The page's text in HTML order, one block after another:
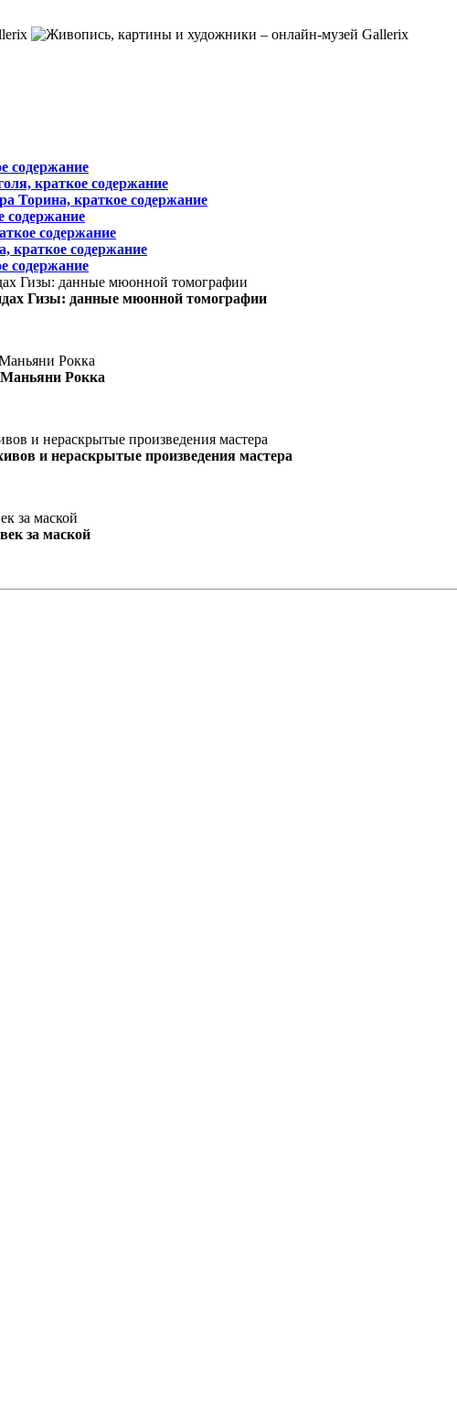
содержание
краткое содержание
Торина, краткое содержание
содержание
содержание
краткое содержание
содержание
Гизы: данные мюонной томографии
Маньяни Рокка
и нераскрытые произведения мастера
за маской